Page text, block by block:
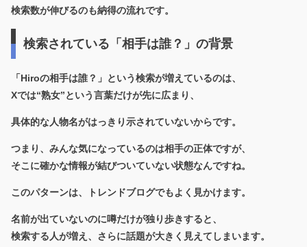
検索数が伸びるのも納得の流れです。
検索されている「相手は誰？」の背景
「Hiroの相手は誰？」という検索が増えているのは、
Xでは“熟女”という言葉だけが先に広まり、
具体的な人物名がはっきり示されていないからです。
つまり、みんな気になっているのは相手の正体ですが、
そこに確かな情報が結びついていない状態なんですね。
このパターンは、トレンドブログでもよく見かけます。
名前が出ていないのに噂だけが独り歩きすると、
検索する人が増え、さらに話題が大きく見えてしまいます。